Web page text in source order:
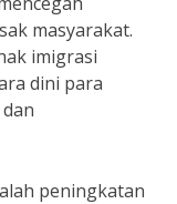
masyarakat.
imigrasi
dini para
peningkatan